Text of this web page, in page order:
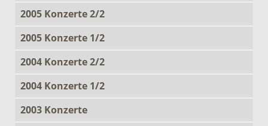
2005 Konzerte 2/2
2005 Konzerte 1/2
2004 Konzerte 2/2
2004 Konzerte 1/2
2003 Konzerte